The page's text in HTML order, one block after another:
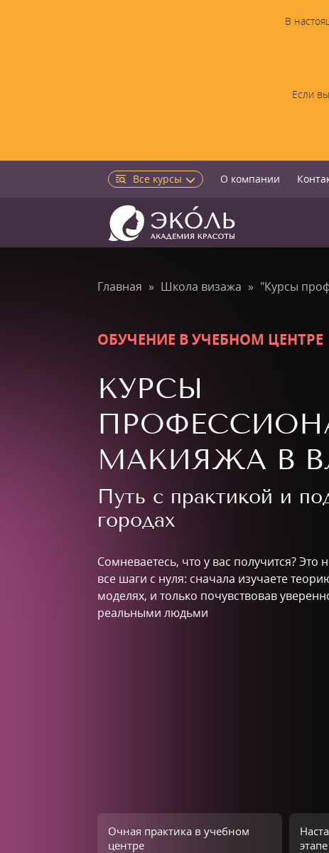
В
Если
Все курсы О компании
Главная Школа визажа "Курсы
ОБУЧЕНИЕ В УЧЕБНОМ ЦЕНТРЕ
КУРСЫ
МАКИЯЖА В
Путь с практикой и
городах
Сомневаетесь, что у вас получится?
все шаги с нуля: сначала изучаете
моделях, и только почувствовав
реальными людьми
Очная практика в учебном
центре
этапе